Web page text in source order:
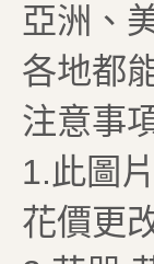
亞洲、
各地都
注意事
1.此圖
花價更